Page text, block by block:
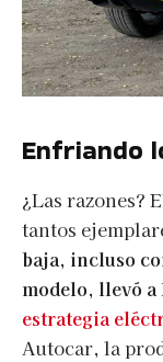
Enfriando
¿Las razones?
tantos
baja, incluso
modelo, llevó a
estrategia
Autocar, la